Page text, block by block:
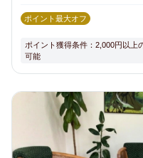
ポイント最大オフ
ポイント獲得条件：2,000円以上
可能